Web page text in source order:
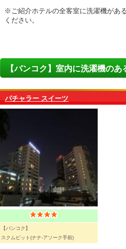
※ご紹介ホテルの全客室に洗濯機があ
ください。
【バンコク】室内に洗濯機の
パチャラー スイーツ
【バンコク】
スクムビット(ナナ-アソーク手前)